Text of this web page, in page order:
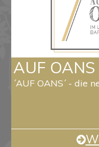
AUF
´AUF OANS´ - die